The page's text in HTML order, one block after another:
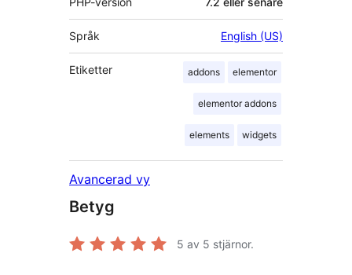
Språk English (US)
Etiketter addons elementor
elementor addons
elements widgets
Avancerad vy
Betyg
5 av 5 stjärnor.